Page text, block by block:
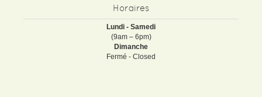
Horaires
Lundi - Samedi
(9am – 6pm)
Dimanche
Fermé - Closed